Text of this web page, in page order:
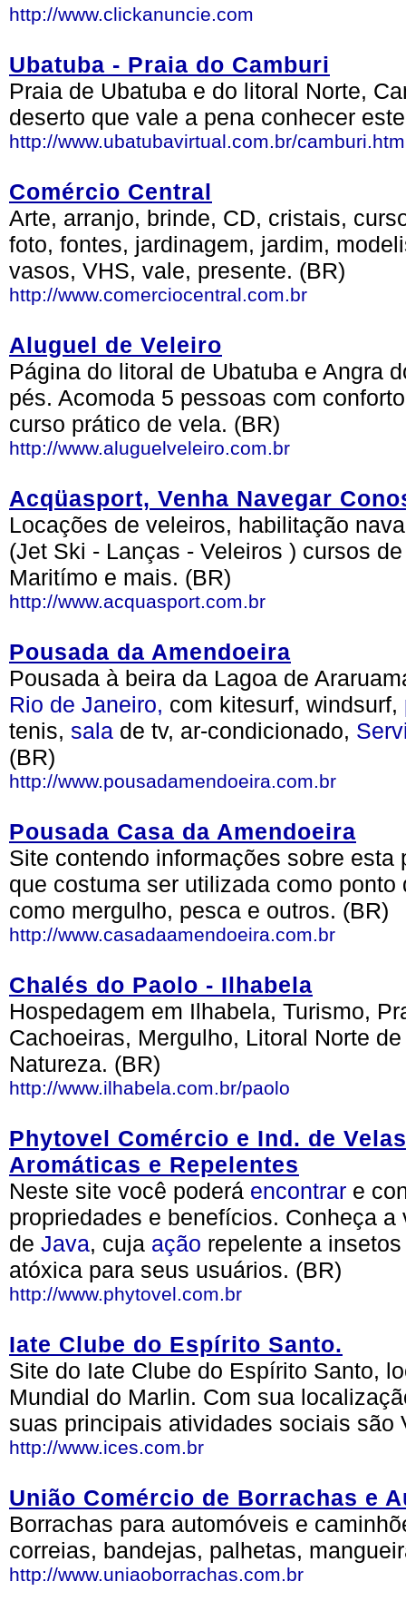
http://www.clickanuncie.com
Ubatuba - Praia do Camburi
Praia de Ubatuba e do litoral Norte,
deserto que vale a pena conhecer
http://www.ubatubavirtual.com.br/camburi.htm
Comércio Central
Arte, arranjo, brinde, CD, cristais,
foto, fontes, jardinagem, jardim,
vasos, VHS, vale, presente. (BR)
http://www.comerciocentral.com.br
Aluguel de Veleiro
Página do litoral de Ubatuba e Angra
pés. Acomoda 5 pessoas com
curso prático de vela. (BR)
http://www.aluguelveleiro.com.br
Acqüasport, Venha Navegar
Locações de veleiros, habilitação
(Jet Ski - Lanças - Veleiros ) cursos
Maritímo e mais. (BR)
http://www.acquasport.com.br
Pousada da Amendoeira
Pousada à beira da Lagoa de
Rio de Janeiro, com kitesurf, windsurf,
tenis, sala de tv, ar-condicionado,
(BR)
http://www.pousadamendoeira.com.br
Pousada Casa da Amendoeira
Site contendo informações sobre
que costuma ser utilizada como
como mergulho, pesca e outros. (BR)
http://www.casadaamendoeira.com.br
Chalés do Paolo - Ilhabela
Hospedagem em Ilhabela, Turismo,
Cachoeiras, Mergulho, Litoral Norte
Natureza. (BR)
http://www.ilhabela.com.br/paolo
Phytovel Comércio e Ind. de
Aromáticas e Repelentes
Neste site você poderá encontrar e
propriedades e benefícios. Conheça
de Java, cuja ação repelente a
atóxica para seus usuários. (BR)
http://www.phytovel.com.br
Iate Clube do Espírito Santo.
Site do Iate Clube do Espírito Santo,
Mundial do Marlin. Com sua
suas principais atividades sociais são
http://www.ices.com.br
União Comércio de Borrachas e
Borrachas para automóveis e
correias, bandejas, palhetas,
http://www.uniaoborrachas.com.br